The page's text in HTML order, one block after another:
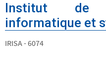
Institut de
informatique et
IRISA - 6074